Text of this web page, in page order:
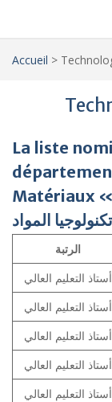
Accueil >
La liste
Matériaux « القائمة الاسمية لأساتذة قسم
الرتبة
أستاذ التعليم العالي
أستاذ التعليم العالي
أستاذ التعليم العالي
أستاذ التعليم العالي
أستاذ التعليم العالي